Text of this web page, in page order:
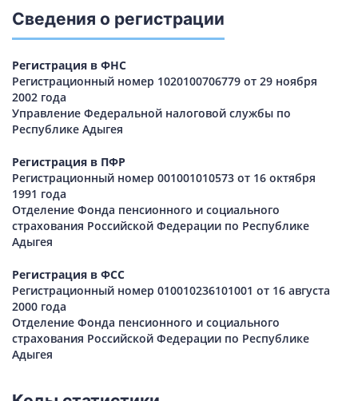
Сведения о регистрации
Регистрация в ФНС
Регистрационный номер 1020100706779 от 29 ноября
2002 года
Управление Федеральной налоговой службы по
Республике Адыгея
Регистрация в ПФР
Регистрационный номер 001001010573 от 16 октября
1991 года
Отделение Фонда пенсионного и социального
страхования Российской Федерации по Республике
Адыгея
Регистрация в ФСС
Регистрационный номер 010010236101001 от 16 августа
2000 года
Отделение Фонда пенсионного и социального
страхования Российской Федерации по Республике
Адыгея